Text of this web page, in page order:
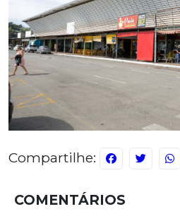
Compartilhe:
COMENTÁRIOS